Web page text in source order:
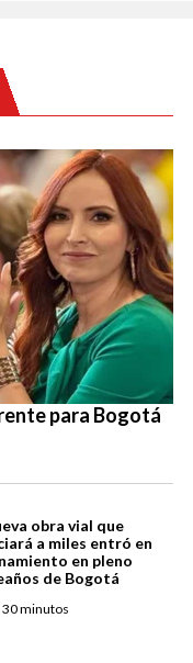
para Bogotá
obra vial que
a miles entró en
en pleno
de Bogotá
30 minutos